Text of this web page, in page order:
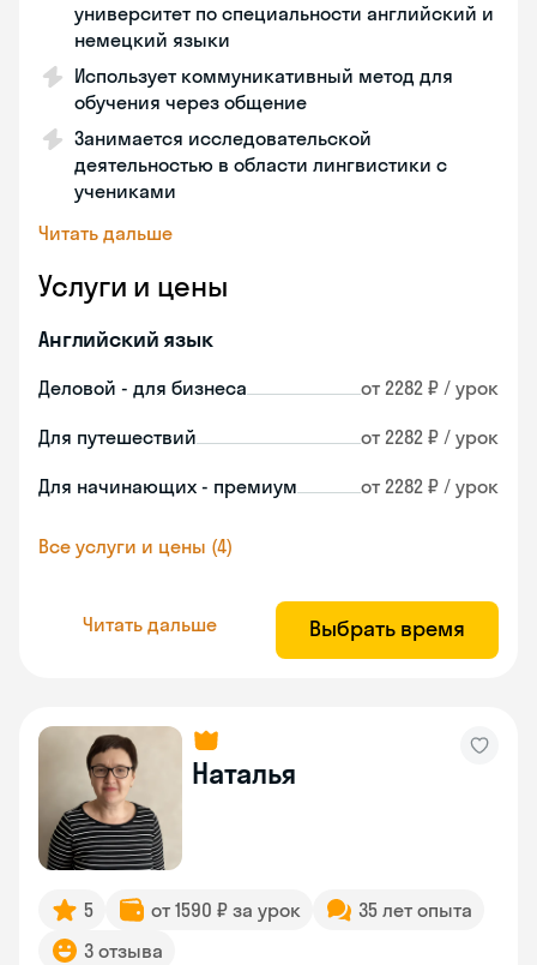
университет по специальности английский и
немецкий языки
Использует коммуникативный метод для
обучения через общение
Занимается исследовательской
деятельностью в области лингвистики с
учениками
Читать дальше
Услуги и цены
Английский язык
Деловой - для бизнеса от 2282 ₽ / урок
Для путешествий от 2282 ₽ / урок
Для начинающих - премиум от 2282 ₽ / урок
Все услуги и цены (4)
Читать дальше Выбрать время
Наталья
5 от 1590 ₽ за урок
35 лет опыта
3 отзыва